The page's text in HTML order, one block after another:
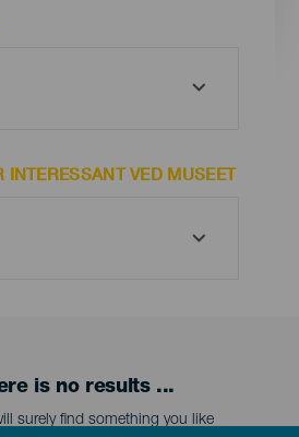
INTERESSANT VED MUSEET
is no results ...
surely find something you like